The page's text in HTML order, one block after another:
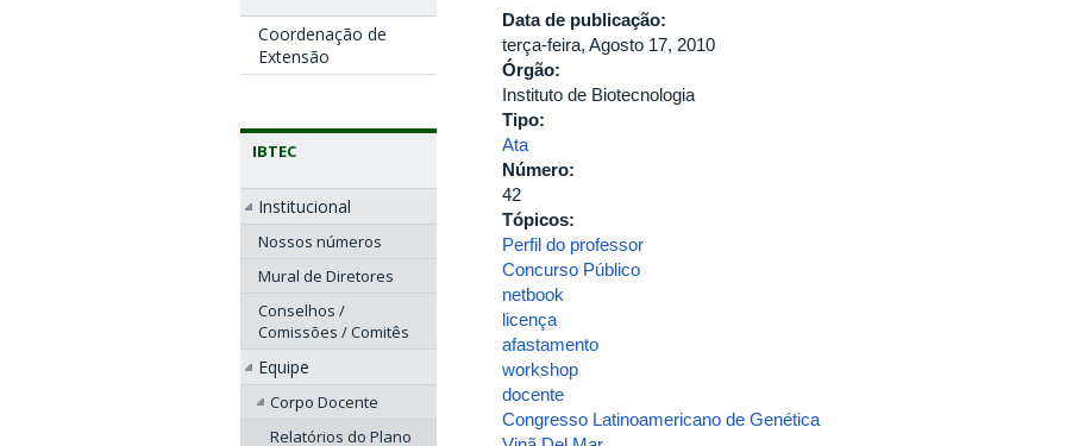
Coordenação de
Extensão
IBTEC
Institucional
Nossos números
Mural de Diretores
Conselhos /
Comissões / Comitês
Equipe
Corpo Docente
Relatórios do Plano
Data de publicação:
terça-feira, Agosto 17, 2010
Órgão:
Instituto de Biotecnologia
Tipo:
Ata
Número:
42
Tópicos:
Perfil do professor
Concurso Público
netbook
licença
afastamento
workshop
docente
Congresso Latinoamericano de Genética